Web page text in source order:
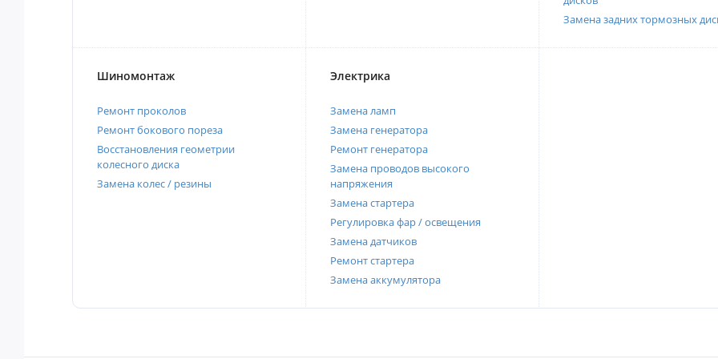
Замена задних тормозных
Шиномонтаж
Ремонт проколов
Ремонт бокового пореза
Восстановления геометрии
колесного диска
Замена колес / резины
Электрика
Замена ламп
Замена генератора
Ремонт генератора
Замена проводов высокого
напряжения
Замена стартера
Регулировка фар / освещения
Замена датчиков
Ремонт стартера
Замена аккумулятора